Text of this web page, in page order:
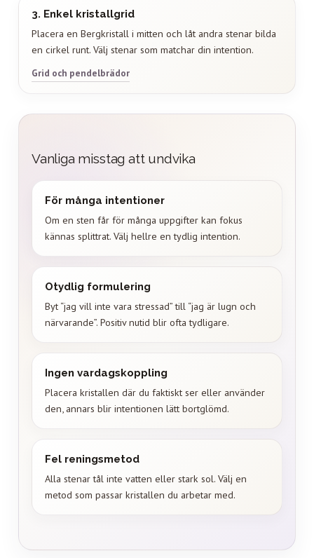
3. Enkel kristallgrid
Placera en Bergkristall i mitten och låt andra stenar bilda
en cirkel runt. Välj stenar som matchar din intention.
Grid och pendelbrädor
Vanliga misstag att undvika
För många intentioner
Om en sten får för många uppgifter kan fokus
kännas splittrat. Välj hellre en tydlig intention.
Otydlig formulering
Byt “jag vill inte vara stressad” till “jag är lugn och
närvarande”. Positiv nutid blir ofta tydligare.
Ingen vardagskoppling
Placera kristallen där du faktiskt ser eller använder
den, annars blir intentionen lätt bortglömd.
Fel reningsmetod
Alla stenar tål inte vatten eller stark sol. Välj en
metod som passar kristallen du arbetar med.